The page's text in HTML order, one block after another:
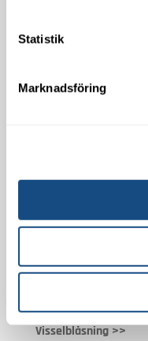
Statistik
Marknadsföring
Västervik
Hemstäd
Golvvård
Övrigt
Visselblåsning >>